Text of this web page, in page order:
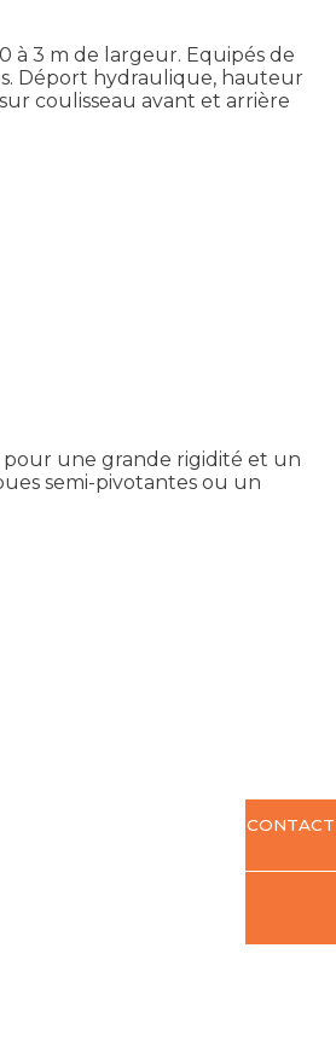
à 3 m de largeur. Equipés de
Déport hydraulique, hauteur
coulisseau avant et arrière
pour une grande rigidité et un
semi-pivotantes ou un
CONTACT